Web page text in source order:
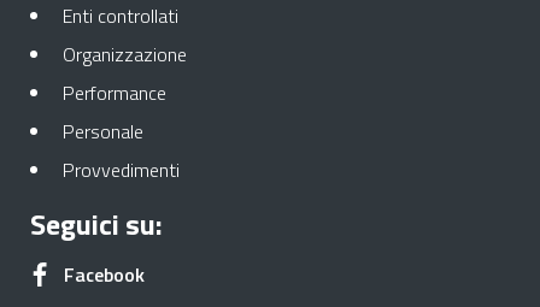
Enti controllati
Organizzazione
Performance
Personale
Provvedimenti
Seguici su:
Facebook